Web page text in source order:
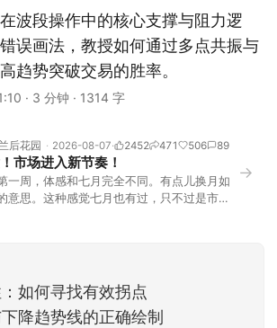
波段操作中的核心支撑与阻力逻
误画法，教授如何通过多点共振与
趋势突破交易的胜率。
· 3 分钟 · 1314 字
后花园 2026-08-07 2452 471 506 89
市场进入新节奏！
一周，体感和七月完全不同。有点儿换月如
意思。这种感觉七月也有过，只不过是市场
到了春天般的暖风。指数涨了百点，交易额
2
→
如何寻找有效拐点
降趋势线的正确绘制